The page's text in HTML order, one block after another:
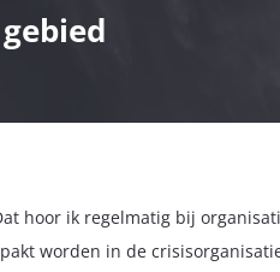
hoor ik regelmatig bij
worden in de